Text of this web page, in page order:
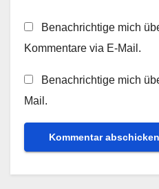
Benachrichtige mich
Kommentare via E-Mail.
Benachrichtige mich
Mail.